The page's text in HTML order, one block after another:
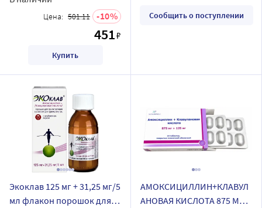
Цена: 501.11 10
451₽
Купить
Сообщить о поступлении
Экоклав 125 мг + 31,25 мг/5
мл флакон порошок для
АМОКСИЦИЛЛИН+КЛАВУЛ
АНОВАЯ КИСЛОТА 875 МГ +